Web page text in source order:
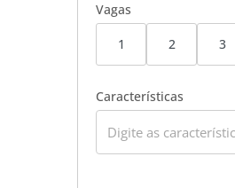
Vagas
1 2 3
Características